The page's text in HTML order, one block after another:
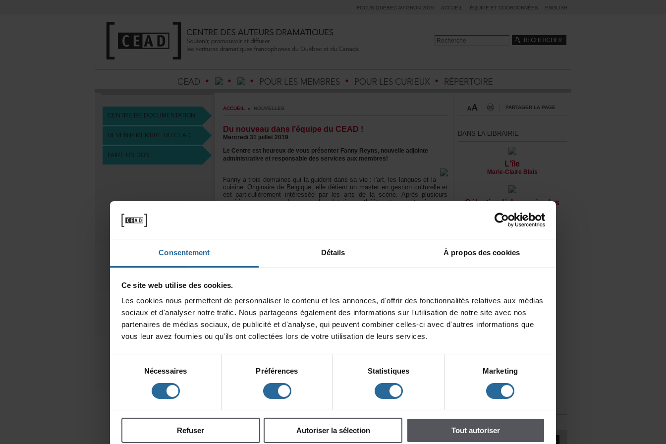
Consentement Détails Àproposdescookies
Cesitewebutilisedescookies.
Lescookiesnouspermettentdepersonnaliserlecontenuetlesannonces,d'offrirdesfonctionnalitésrelativesauxmédias
sociauxetd'analysernotretrafic.Nouspartageonségalementdesinformationssurl'utilisationdenotresiteavecnos
partenairesdemédiassociaux,depublicitéetd'analyse,quipeuventcombinercelles-ciavecd'autresinformationsque
vousleuravezfourniesouqu'ilsontcollectéeslorsdevotreutilisationdeleursservices.
consentement
Nécessaires Préférences Statistiques Marketing
Refuser Autoriserlasélection Toutautoriser
FOCUSQUÉBECAVIGNON2026 ACCUEIL ÉQUIPEETCOORDONNÉES ENGLISH
CENTREDEDOCUMENTATION
DEVENIRMEMBREDUCEAD
FAIREUNDON
ACCUEIL » NOUVELLES
Dunouveaudansl’équipeduCEAD!
Mercredi31juillet2019
LeCentreestheureuxdevousprésenterFannyReyns,nouvelleadjointe
administrativeetresponsabledesservicesauxmembres!
Fannyatroisdomainesquilaguidentdanssavie:l'art,leslanguesetla
cuisine.OriginairedeBelgique,elledétientunmasterengestionculturelleet
estparticulièrementintéresséeparlesartsdelascène.Aprèsplusieurs
expériences,commedansunechocolaterie,unthéâtreetunagritourismeen
domainethéâtralavecsonnouveauposteauCEAD.
Nousluisouhaitonslabienvenuedansl'équipe!
Source:ClémenceCoquard-Responsabledescommunications
«Retour
PARTAGERLAPAGE
DANSLALIBRAIRIE
L'île
Marie-ClaireBlais
Célestinelà-basprèsdes
tanneriesauborddela
rivière
MichelGarneau